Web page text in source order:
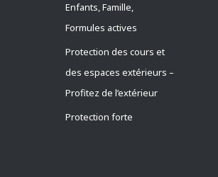
Enfants, Famille,
Formules actives
Protection des cours et
des espaces extérieurs –
Profitez de l’extérieur
Protection forte